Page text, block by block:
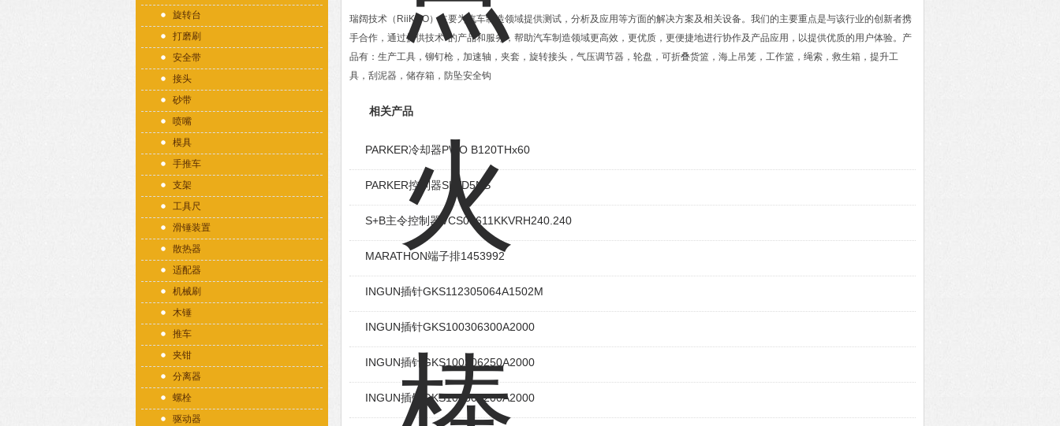
旋转台
打磨刷
安全带
接头
砂带
喷嘴
模具
手推车
支架
工具尺
滑锤装置
散热器
适配器
机械刷
木锤
推车
夹钳
分离器
螺栓
驱动器
瑞阔技术（RiiKOO）主要为汽车制造领域提供测试，分析及应用等方面的解决方案及相关设备。我们的主要重点是与该行业的创新者携
手合作，通过提供技术*的产品和服务，帮助汽车制造领域更高效，更优质，更便捷地进行协作及产品应用，以提供优质的用户体验。产
品有：生产工具，铆钉枪，加速轴，夹套，旋转接头，气压调节器，轮盘，可折叠货篮，海上吊笼，工作篮，绳索，救生箱，提升工
具，刮泥器，储存箱，防坠安全钩
相关产品
PARKER冷却器PWO B120THx60
PARKER控制器SLVD5NS
S+B主令控制器VCS09611KKVRH240.240
MARATHON端子排1453992
INGUN插针GKS112305064A1502M
INGUN插针GKS100306300A2000
INGUN插针GKS100306250A2000
INGUN插针GKS100306200A2000